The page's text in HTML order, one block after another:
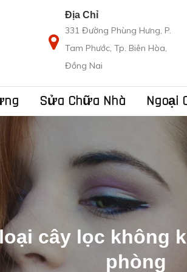
Địa Chỉ
331 Đường Phùng Hưng, P.
Tam Phước, Tp. Biên Hòa,
Đồng Nai
Sửa Chữa Nhà Ngoại
cây lọc không
phòng